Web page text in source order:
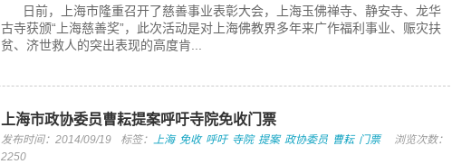
日前，上海市隆重召开了慈善事业表彰大会，上海玉佛禅寺、静安寺、龙华
古寺获颁“上海慈善奖”，此次活动是对上海佛教界多年来广作福利事业、赈灾扶
贫、济世救人的突出表现的高度肯...
上海市政协委员曹耘提案呼吁寺院免收门票
发布时间：2014/09/19 标签： 上海 免收 呼吁 寺院 提案 政协委员 曹耘 门票
浏览次数：
2250